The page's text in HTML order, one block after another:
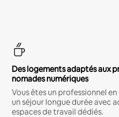
Des logements adaptés aux
nomades numériques
Vous êtes un professionnel
un séjour longue durée avec
espaces de travail dédiés.